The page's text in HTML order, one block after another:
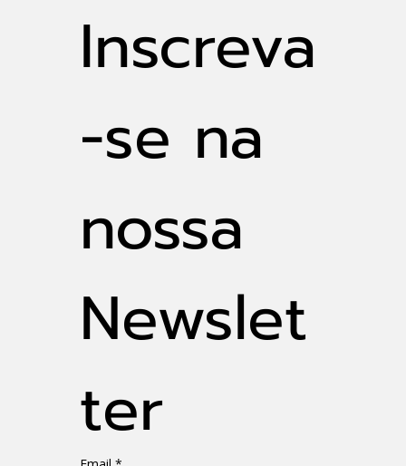
Inscreva
-se na
nossa
Newslet
ter